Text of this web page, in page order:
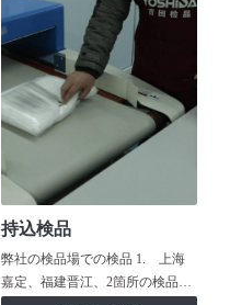
持込検品
弊社の検品場での検品 1. 上海
嘉定、福建晋江、2箇所の検品…